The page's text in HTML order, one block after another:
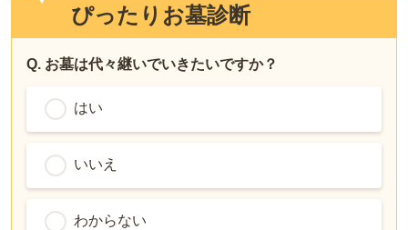
ぴったりお墓診断
Q. お墓は代々継いでいきたいですか？
はい
いいえ
わからない